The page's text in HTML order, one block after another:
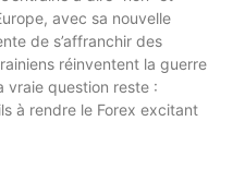
avec sa nouvelle
de s’affranchir des
réinventent la guerre
vraie question reste :
à rendre le Forex excitant